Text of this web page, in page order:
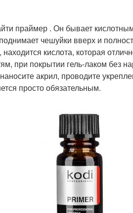
праймер . Он бывает
чешуйки вверх и
кислота, которая
при покрытии гель-лаком без
акрил, проводите
просто обязательным.